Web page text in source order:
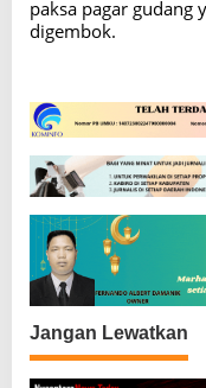
v
g
a
s
i
p
o
s
paksa pagar gudang
digembok.
Jangan Lewatkan